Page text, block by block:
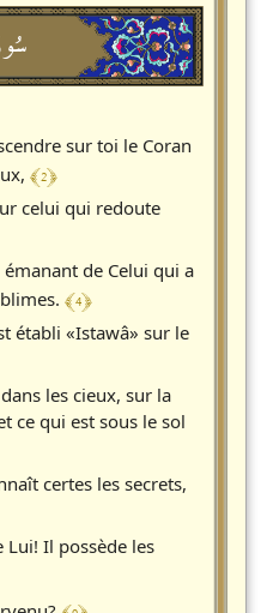
sur toi le Coran
﴾ 2 ﴿
celui qui redoute
de Celui qui a
﴾ 4 ﴿
établi «Istawâ» sur le
les cieux, sur la
ce qui est sous le sol
certes les secrets,
Il possède les